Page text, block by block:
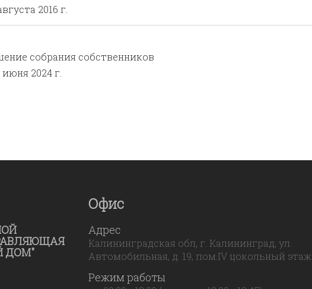
2016 г.
собрания собственников
июня 2024 г.
ДОМ"
Офис
Адрес
Калининградская обл, г. Калининград, ул.
Автомобильная, д. 19, пом.IV цокольный этаж
Режим работы